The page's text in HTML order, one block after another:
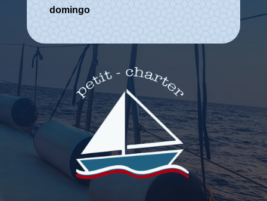
domingo